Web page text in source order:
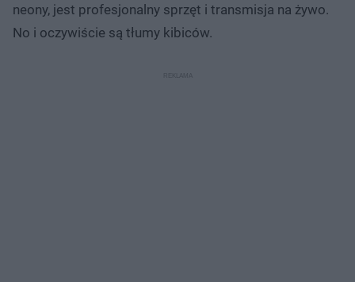
neony, jest profesjonalny sprzęt i transmisja na żywo.
No i oczywiście są tłumy kibiców.